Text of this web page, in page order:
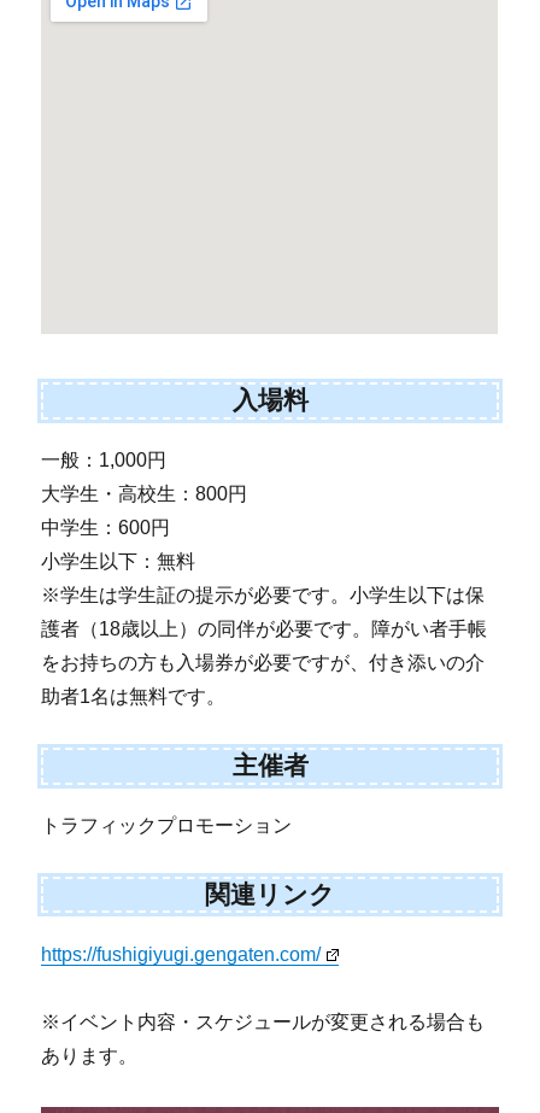
入場料
一般：1,000円
大学生・高校生：800円
中学生：600円
小学生以下：無料
※学生は学生証の提示が必要です。小学生以下は保
護者（18歳以上）の同伴が必要です。障がい者手帳
をお持ちの方も入場券が必要ですが、付き添いの介
助者1名は無料です。
主催者
トラフィックプロモーション
関連リンク
https://fushigiyugi.gengaten.com/
※イベント内容・スケジュールが変更される場合も
あります。